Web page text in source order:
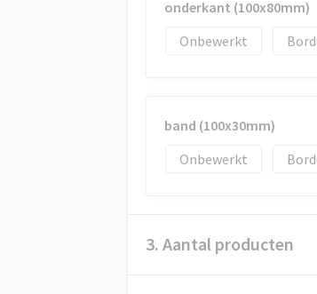
onderkant (100x80mm)
Onbewerkt
band (100x30mm)
Onbewerkt
3. Aantal producten